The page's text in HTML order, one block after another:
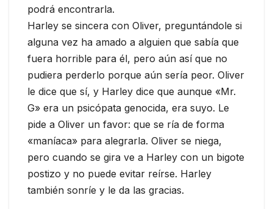
podrá encontrarla.
Harley se sincera con Oliver, preguntándole si
alguna vez ha amado a alguien que sabía que
fuera horrible para él, pero aún así que no
pudiera perderlo porque aún sería peor. Oliver
le dice que sí, y Harley dice que aunque «Mr.
G» era un psicópata genocida, era suyo. Le
pide a Oliver un favor: que se ría de forma
«maníaca» para alegrarla. Oliver se niega,
pero cuando se gira ve a Harley con un bigote
postizo y no puede evitar reírse. Harley
también sonríe y le da las gracias.